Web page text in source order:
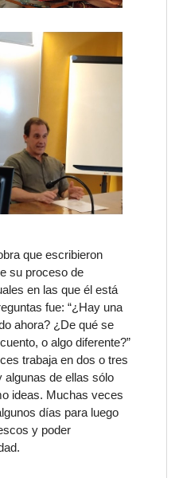
que escribieron
su proceso de
en las que él está
fue: “¿Hay una
ahora? ¿De qué se
o algo diferente?”
trabaja en dos o tres
de ellas sólo
ideas. Muchas veces
días para luego
y poder